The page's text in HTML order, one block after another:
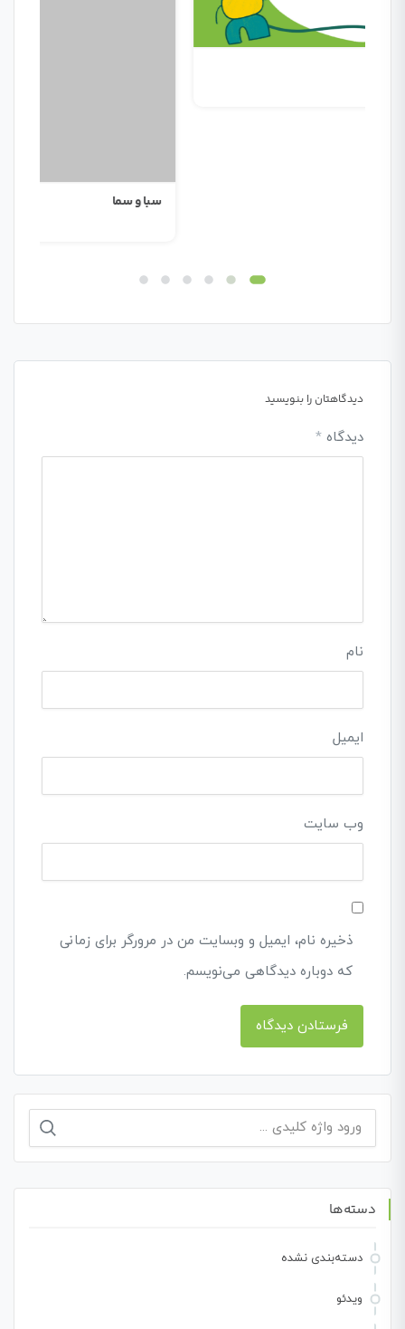
دیدگاهتان را بنویسید
دیدگاه *
نام
ایمیل
وب‌ سایت
ذخیره نام، ایمیل و وبسایت من در مرورگر برای زمانی
که دوباره دیدگاهی می‌نویسم.
جستجو
دسته‌ها
دسته‌بندی نشده
ویدئو